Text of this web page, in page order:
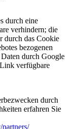
durch eine
verhindern; die
durch das Cookie
bezogenen
durch Google
verfügbare
durch
erfahren Sie